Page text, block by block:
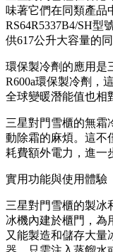
味著它們在同類產品
RS64R5337B4/SH型
供617公升大容量的
環保製冷劑的應用是
R600a環保製冷劑，
全球變暖潛能值也相
三星對門雪櫃的無霜
動除霜的麻煩。這不
耗費額外電力，進一
實用功能與使用體驗
三星對門雪櫃的製冰
冰機內建於櫃門，為
又能製造和儲存大量